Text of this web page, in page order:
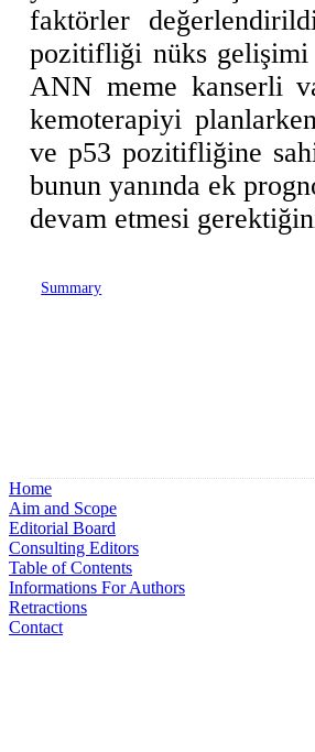
faktörler
pozitifliği nüks
ANN meme kanserli
kemoterapiyi
ve p53 pozitifliğine
bunun yanında ek
devam etmesi
Summary
Home
Aim and Scope
Editorial Board
Consulting Editors
Table of Contents
Informations For Authors
Retractions
Contact